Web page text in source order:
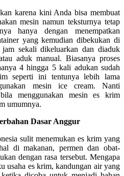
karena kini Anda bisa membuat
mesin namun teksturnya tetap
hanya dengan menempatkan
yang kemudian dibekukan di
sekali dikeluarkan dan diaduk
aduk manual. Biasanya proses
4 hingga 5 kali adukan sudah
seperti ini tentunya lebih lama
mesin ice cream. Nanti
menggunakan mesin es krim
umumnya.
Dasar Anggur
sulit menemukan es krim yang
di makanan, permen dan obat-
dengan rasa tersebut. Mengapa
usaha es krim, kandungan air yang